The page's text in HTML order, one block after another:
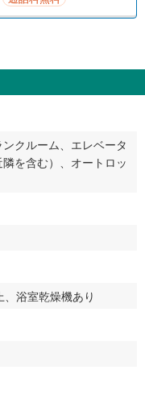
クルーム、エレベータ
を含む）、オートロッ
浴室乾燥機あり